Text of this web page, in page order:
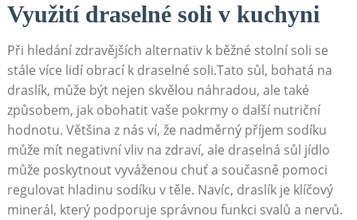
Využití draselné soli v kuchyni
Při hledání zdravějších alternativ k běžné stolní soli se
stále více lidí obrací k draselné soli.Tato sůl, bohatá na
draslík, může být nejen skvělou náhradou, ale také
způsobem, jak obohatit vaše pokrmy o další nutriční
hodnotu. Většina z nás ví, že nadměrný příjem sodíku
může mít negativní vliv na zdraví, ale draselná sůl jídlo
může poskytnout vyváženou chuť a současně pomoci
regulovat hladinu sodíku v těle. Navíc, draslík je klíčový
minerál, který podporuje správnou funkci svalů a nervů.